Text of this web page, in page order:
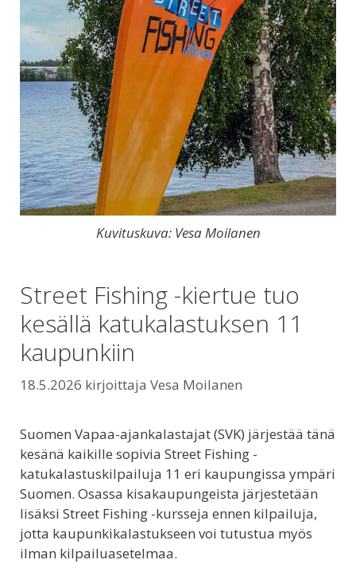
Kuvituskuva: Vesa Moilanen
Street Fishing -kiertue tuo
kesällä katukalastuksen 11
kaupunkiin
18.5.2026 kirjoittaja Vesa Moilanen
Suomen Vapaa-ajankalastajat (SVK) järjestää tänä
kesänä kaikille sopivia Street Fishing -
katukalastuskilpailuja 11 eri kaupungissa ympäri
Suomen. Osassa kisakaupungeista järjestetään
lisäksi Street Fishing -kursseja ennen kilpailuja,
jotta kaupunkikalastukseen voi tutustua myös
ilman kilpailuasetelmaa.